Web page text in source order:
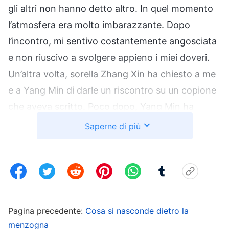
gli altri non hanno detto altro. In quel momento
l’atmosfera era molto imbarazzante. Dopo
l’incontro, mi sentivo costantemente angosciata
e non riuscivo a svolgere appieno i miei doveri.
Un’altra volta, sorella Zhang Xin ha chiesto a me
e a Yang Min di darle un riscontro su un copione
che aveva scritto. Poco dopo, Yang Min ha
sottolineato i problemi che aveva notato e, al
ragionamento non sia molto chiaro, ma non
imbarazzante”. Per evitare di essere guardata
Saperne di più
Pagina precedente: Cosa si nasconde dietro la
menzogna